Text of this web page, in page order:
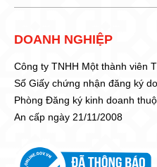
DOANH NGHIỆP
Công ty TNHH Một thành viên
Số Giấy chứng nhận đăng ký
Phòng Đăng ký kinh doanh
An cấp ngày 21/11/2008